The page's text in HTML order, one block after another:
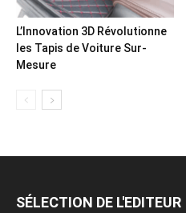
L’Innovation 3D Révolutionne
les Tapis de Voiture Sur-
Mesure
SÉLECTION DE L'EDITEUR